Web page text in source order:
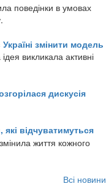
поведінки в умовах
змінити модель
викликала активні
дискусія
які відчуватимуться
життя кожного
Всі новини